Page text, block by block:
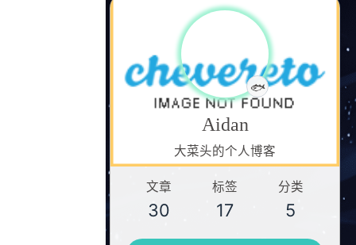
🐟认真摸鱼中
Aidan
大菜头的个人博客
文章
30
标签
17
分类
5